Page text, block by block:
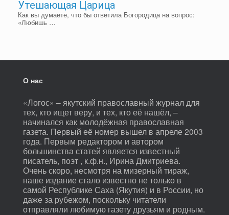
Утешающая Царица
Как вы думаете, что бы ответила Богородица на вопрос:
«Любишь …
О нас
«Логос» – якутский православный журнал для
тех, кто ищет веру, и тех, кто её нашёл, –
начинался как молодёжная православная
газета. Первый её номер вышел в апреле 2003
года. Первым редактором и автором
большинства статей является известный
писатель, поэт , к.ф.н., Ирина Дмитриева.
Очень скоро, несмотря на мизерный тираж,
наше издание стало известно не только в
самой Республике Саха (Якутия) и в России, но
даже за рубежом, поскольку читатели
отправляли любимую газету друзьям и родным.